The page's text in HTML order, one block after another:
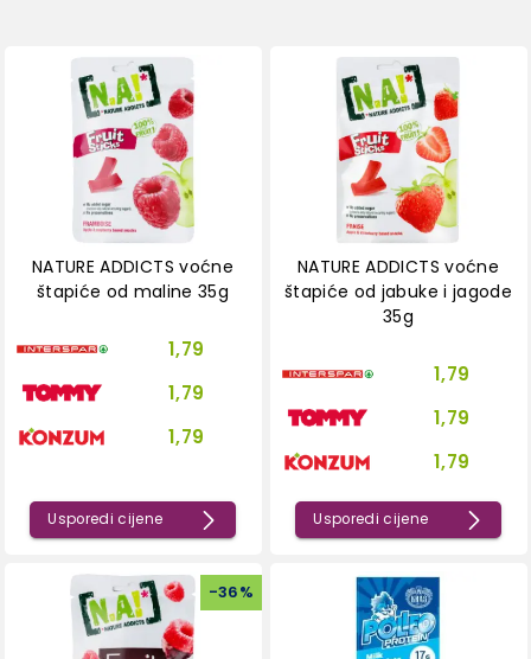
NATURE ADDICTS voćne
štapiće od maline 35g
1,79
1,79
1,79
Usporedi cijene
NATURE ADDICTS voćne
štapiće od jabuke i jagode
35g
1,79
1,79
1,79
Usporedi cijene
-36%